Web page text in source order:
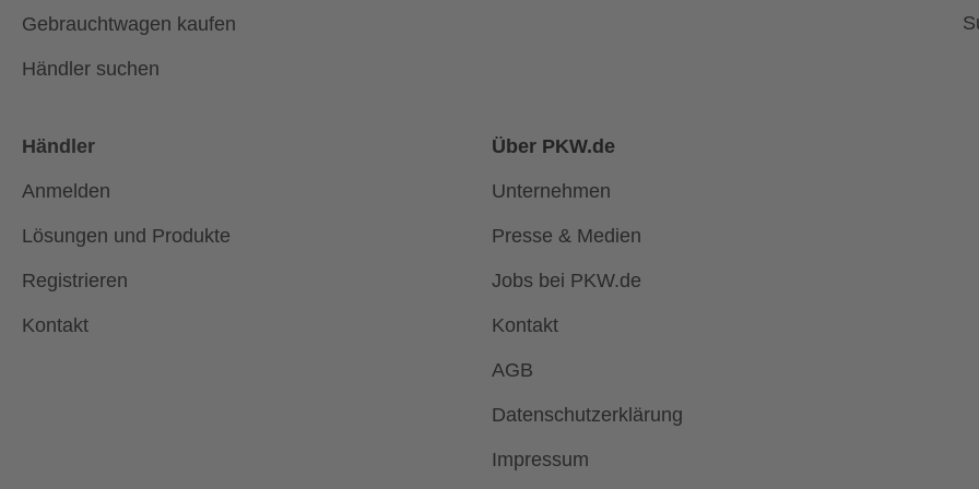
Gebrauchtwagen kaufen
Händler suchen
Händler
Anmelden
Lösungen und Produkte
Registrieren
Kontakt
Über PKW.de
Unternehmen
Presse & Medien
Jobs bei PKW.de
Kontakt
AGB
Datenschutzerklärung
Impressum